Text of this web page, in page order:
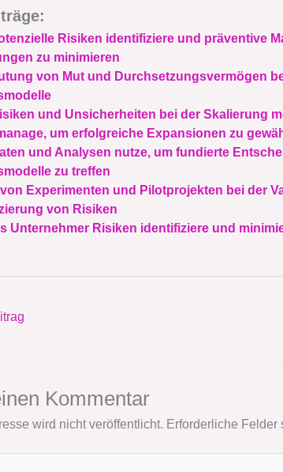
Risiken identifiziere und präventive
zu minimieren
von Mut und Durchsetzungsvermögen
und Unsicherheiten bei der Skalierung
um erfolgreiche Expansionen zu
und Analysen nutze, um fundierte
zu treffen
von Experimenten und Pilotprojekten bei der
von Risiken
Unternehmer Risiken identifiziere und
Kommentar
wird nicht veröffentlicht. Erforderliche Felder